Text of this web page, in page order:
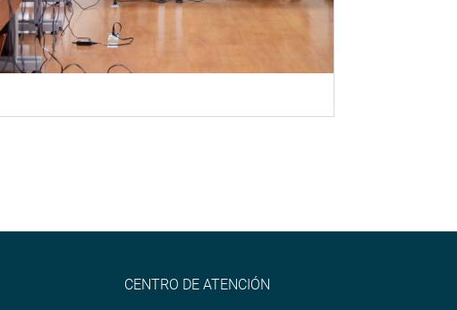
CENTRO DE ATENCIÓN